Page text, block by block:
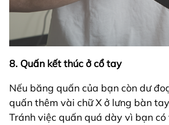
8. Quấn kết thúc ở cổ tay
Nếu băng quấn của bạn còn dư
quấn thêm vài chữ X ở lưng bàn
Tránh việc quấn quá dày vì bạn